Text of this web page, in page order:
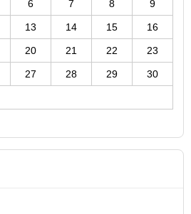
6 7 8 9
13 14 15 16
20 21 22 23
27 28 29 30